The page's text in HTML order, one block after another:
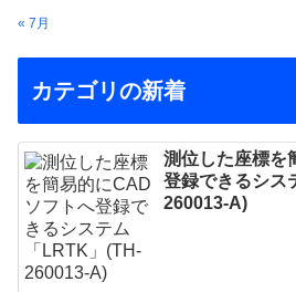
« 7月
カテゴリの新着
測位した座標を
登録できるシス
260013-A)